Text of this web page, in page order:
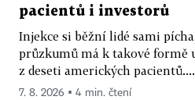
pacientů i investorů
Injekce si běžní lidé sami
průzkumů má k takové formě
z deseti amerických pacientů....
7. 8. 2026 ▪ 4 min. čtení